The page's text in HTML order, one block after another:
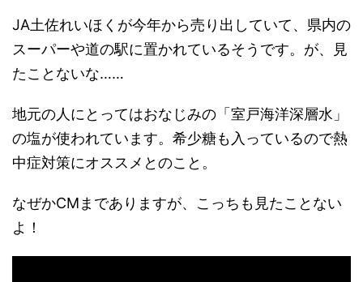
JA土佐れいほくが今年から売り出していて、県内の
スーパーや道の駅に置かれているそうです。が、見
たことないな……
地元の人にとってはおなじみの「室戸海洋深層水」
の塩が使われています。希少糖も入っているので熱
中症対策にオススメとのこと。
なぜかCMまでありますが、こっちも見たことない
よ！